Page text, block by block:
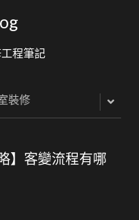
程筆記
裝修
】客變流程有哪